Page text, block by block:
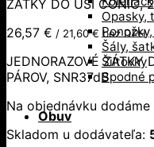
Opasky,
Šály,
Šiltovky
Spodné
Obuv
ZÁTKY DO UŠÍ CONIC,
26,57 € / 21,60€ bez DPH
JEDNORAZOVÉ ZÁTKY
PÁROV, SNR37dB
Na objednávku
Skladom u dodávateľa: